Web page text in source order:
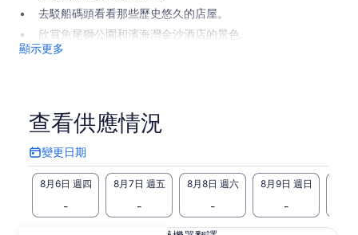
評
論
去駁船碼頭看看那些歷史悠久的店屋。
欣賞魚尾獅公園和濱海灣金沙酒店的景色。
顯示更多
查看供應情況
變更日期
變
更
8月6日 週四
-
8月7日 週五
-
8月8日 週六
-
8月9日 週日
-